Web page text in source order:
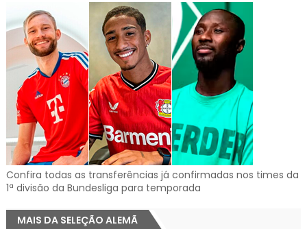
Confira todas as transferências já confirmadas nos times da
1ª divisão da Bundesliga para temporada
MAIS DA SELEÇÃO ALEMÃ